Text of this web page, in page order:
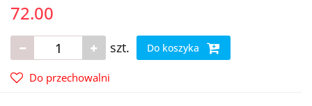
72.00
szt. Do koszyka
Do przechowalni